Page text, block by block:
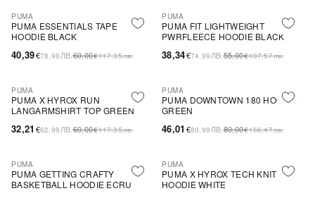
-33%
PUMA
PUMA ESSENTIALS TAPE
HOODIE BLACK
40,39€78,99 ЛВ.60,00€117,35лв.
-30%
PUMA
PUMA FIT LIGHTWEIGHT
PWRFLEECE HOODIE BLACK
38,34€74,99 ЛВ.55,00€107,57лв.
-46%
PUMA
PUMA X HYROX RUN
LANGARMSHIRT TOP GREEN
32,21 €62,99 ЛВ.60,00€117,35лв.
-42%
PUMA
PUMA DOWNTOWN 180 HOODIE
GREEN
46,01 €89,99 ЛВ.80,00€156,47лв.
-43%
PUMA
PUMA GETTING CRAFTY
BASKETBALL HOODIE ECRU
-50%
PUMA
PUMA X HYROX TECH KNIT
HOODIE WHITE